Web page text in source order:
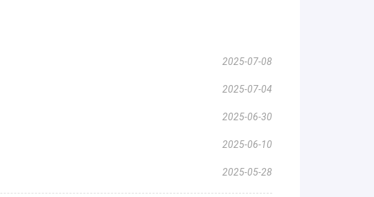
2025-07-08
2025-07-04
2025-06-30
2025-06-10
2025-05-28